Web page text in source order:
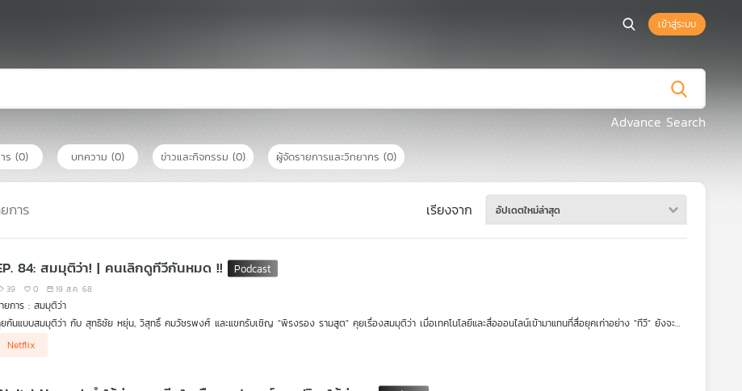
เข้าสู่ระบบ
Advance Search
ร (0) บทความ (0) ข่าวและกิจกรรม (0) ผู้จัดรายการและวิทยากร (0)
การ เรียงจาก อัปเดตใหม่ล่าสุด
84: สมมุติว่า! | คนเลิกดูทีวีกันหมด !!
39 0 19 ส.ค. 68
ยการ : สมมุติว่า
กันแบบสมมุติว่า กับ สุทธิชัย หยุ่น, วิสุทธิ์ คมวัชรพงศ์ และแขกรับเชิญ "พิรงรอง รามสูต" คุยเรื่องสมมุติว่า เมื่อเทคโนโลยีและสื่อออนไลน์เข้ามาแทนที่สื่อยุคเก่าอย่าง "ทีวี" ยังจะ
Netflix